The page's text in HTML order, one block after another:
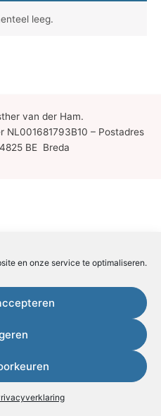
en onze service te optimaliseren.
leeg.
van der Ham.
NL001681793B10 – Postadres
BE Breda